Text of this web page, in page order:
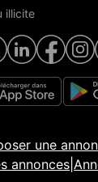
illicite
une
annonces